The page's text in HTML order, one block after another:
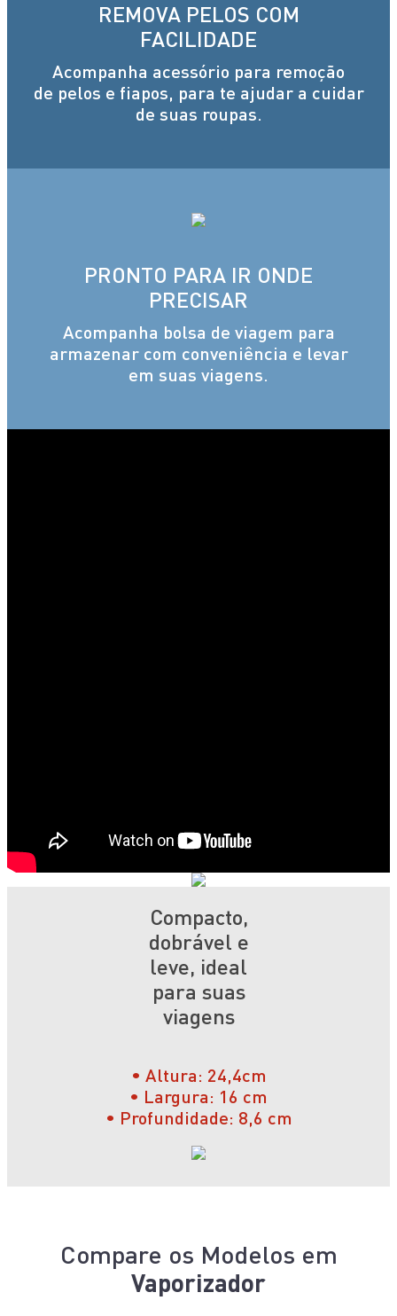
REMOVA PELOS COM
FACILIDADE
Acompanha acessório para remoção
de pelos e fiapos, para te ajudar a cuidar
de suas roupas.
PRONTO PARA IR ONDE
PRECISAR
Acompanha bolsa de viagem para
armazenar com conveniência e levar
em suas viagens.
Compacto,
dobrável e
leve, ideal
para suas
viagens
• Altura: 24,4cm
• Largura: 16 cm
• Profundidade: 8,6 cm
Compare os Modelos em
Vaporizador